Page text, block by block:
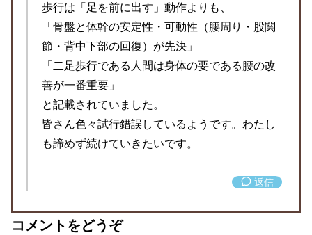
歩行は「足を前に出す」動作よりも、
「骨盤と体幹の安定性・可動性（腰周り・股関
節・背中下部の回復）が先決」
「二足歩行である人間は身体の要である腰の改
善が一番重要」
と記載されていました。
皆さん色々試行錯誤しているようです。わたし
も諦めず続けていきたいです。
返信
コメントをどうぞ